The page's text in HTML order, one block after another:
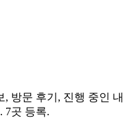
방문 후기, 진행 중인 내
7곳 등록.